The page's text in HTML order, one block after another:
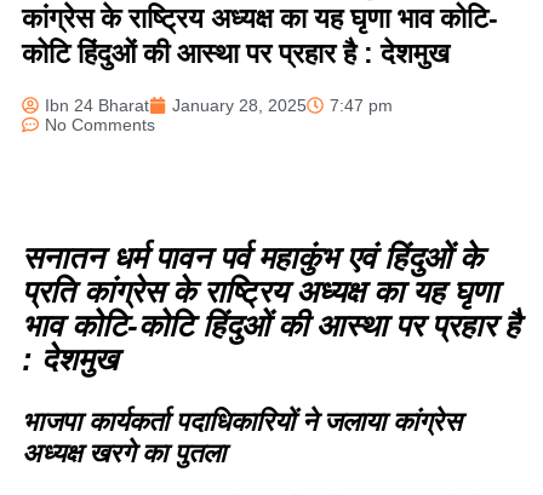
कांग्रेस के राष्ट्रिय अध्यक्ष का यह घृणा भाव कोटि-
कोटि हिंदुओं की आस्था पर प्रहार है : देशमुख
Ibn 24 Bharat January 28, 2025
7:47 pm
No Comments
सनातन धर्म पावन पर्व महाकुंभ एवं हिंदुओं के
प्रति कांग्रेस के राष्ट्रिय अध्यक्ष का यह घृणा
भाव कोटि-कोटि हिंदुओं की आस्था पर प्रहार है
: देशमुख
भाजपा कार्यकर्ता पदाधिकारियों ने जलाया कांग्रेस
अध्यक्ष खरगे का पुतला